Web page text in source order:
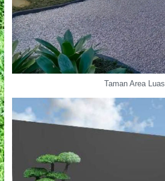
Taman Area Luas